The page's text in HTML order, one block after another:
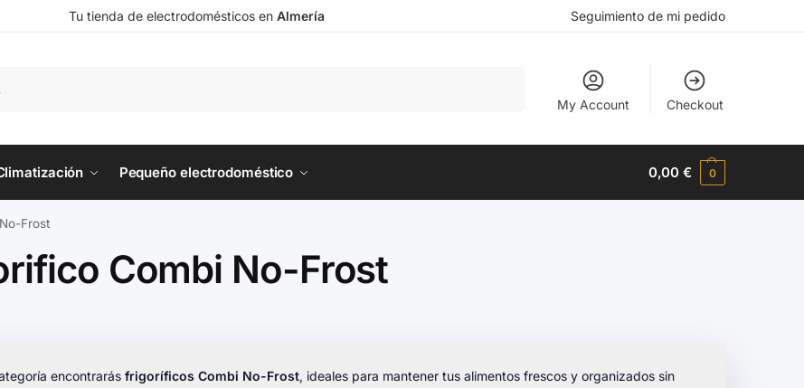
Tu tienda de electrodomésticos en Almería Seguimiento de mi pedido
My Account Checkout
Pequeño electrodoméstico 0,00€ 0
Frost
Combi No-Frost
encontrarás frigoríficos Combi No-Frost, ideales para mantener tus alimentos frescos y organizados sin